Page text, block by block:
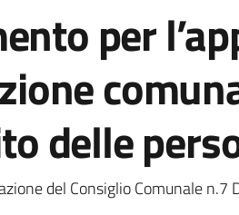
per
delle
del Consiglio Comunale